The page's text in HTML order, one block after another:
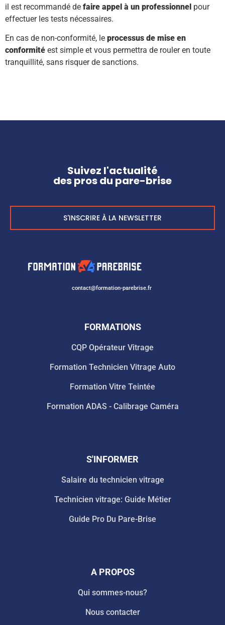
il est recommandé de faire appel à un professionnel pour
effectuer les tests nécessaires.
En cas de non-conformité, le processus de mise en
conformité est simple et vous permettra de rouler en toute
tranquillité, sans risquer de sanctions.
Suivez l'actualité
des pros du pare-brise
S'INSCRIRE À LA NEWSLETTER
contact@formation-parebrise.fr
FORMATIONS
CQP Opérateur Vitrage
Formation Technicien Vitrage Auto
Formation Vitre Teintée
Formation ADAS - Calibrage Caméra
S'INFORMER
Salaire du technicien vitrage
Technicien vitrage: Guide Métier
Guide Pro Du Pare-Brise
A PROPOS
Qui sommes-nous?
Nous contacter